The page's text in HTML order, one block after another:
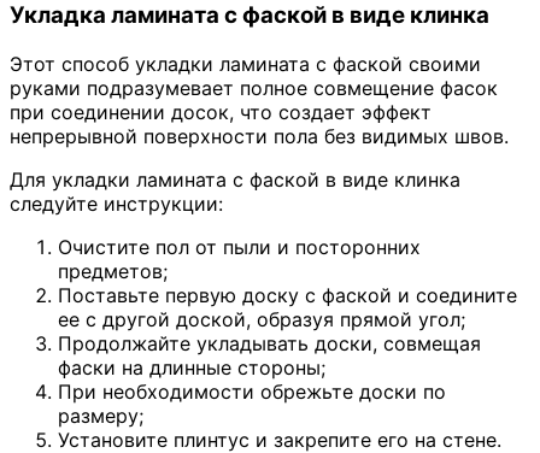
Укладка ламината с фаской в виде клинка
Этот способ укладки ламината с фаской своими
руками подразумевает полное совмещение фасок
при соединении досок, что создает эффект
непрерывной поверхности пола без видимых швов.
Для укладки ламината с фаской в виде клинка
следуйте инструкции:
Очистите пол от пыли и посторонних
предметов;
Поставьте первую доску с фаской и соедините
ее с другой доской, образуя прямой угол;
Продолжайте укладывать доски, совмещая
фаски на длинные стороны;
При необходимости обрежьте доски по
размеру;
Установите плинтус и закрепите его на стене.